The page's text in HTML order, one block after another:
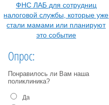
ФНС ЛАБ для сотрудниц
налоговой службы, которые уже
стали мамами или планируют
это событие
Опрос:
Понравилось ли Вам наша
поликлиника?
Да